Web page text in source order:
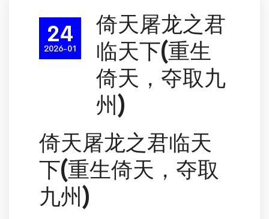
24
2026-01
倚天屠龙之君
临天下(重生
倚天，夺取九
州)
倚天屠龙之君临天
下(重生倚天，夺取
九州)